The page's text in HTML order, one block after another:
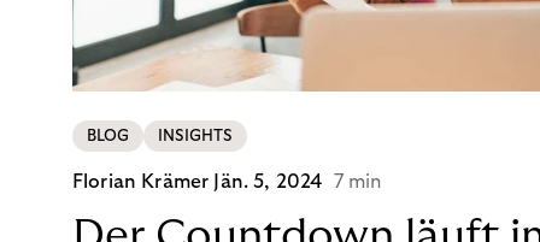
BLOG INSIGHTS
Florian Krämer Jän. 5, 2024 7 min